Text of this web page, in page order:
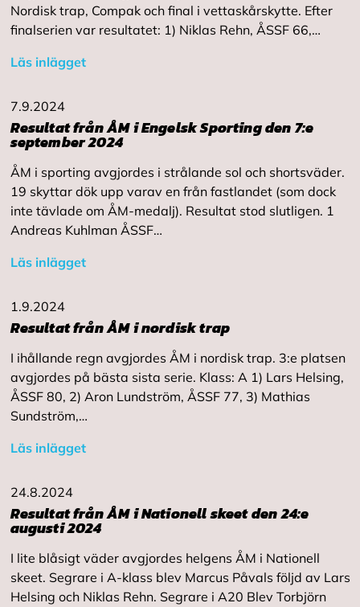
Nordisk trap, Compak och final i vettaskårskytte. Efter
finalserien var resultatet: 1) Niklas Rehn, ÅSSF 66,…
Läs inlägget
7.9.2024
Resultat från ÅM i Engelsk Sporting den 7:e
september 2024
ÅM i sporting avgjordes i strålande sol och shortsväder.
19 skyttar dök upp varav en från fastlandet (som dock
inte tävlade om ÅM-medalj). Resultat stod slutligen. 1
Andreas Kuhlman ÅSSF…
Läs inlägget
1.9.2024
Resultat från ÅM i nordisk trap
I ihållande regn avgjordes ÅM i nordisk trap. 3:e platsen
avgjordes på bästa sista serie. Klass: A 1) Lars Helsing,
ÅSSF 80, 2) Aron Lundström, ÅSSF 77, 3) Mathias
Sundström,…
Läs inlägget
24.8.2024
Resultat från ÅM i Nationell skeet den 24:e
augusti 2024
I lite blåsigt väder avgjordes helgens ÅM i Nationell
skeet. Segrare i A-klass blev Marcus Påvals följd av Lars
Helsing och Niklas Rehn. Segrare i A20 Blev Torbjörn